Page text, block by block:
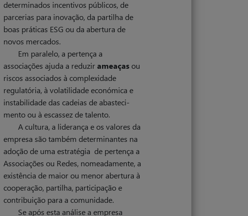
determinados incentivos públicos, de
parcerias para inovação, da partilha de
boas práticas ESG ou da abertura de
novos mercados.
Em paralelo, a pertença a
associações ajuda a reduzirameaçasou
riscos associados à complexidade
regulatória, à volatilidade económica e
instabilidade das cadeias de abasteci­
mento ou à escassez de talento.
A cultura, a liderança e os valores da
empresa são também determinantes na
adoção de uma estratégia de pertença a
Associações ou Redes, nomeadamente, a
existência de maior ou menor abertura à
cooperação, partilha, participação e
contribuição para a comunidade.
Se após esta análise a empresa